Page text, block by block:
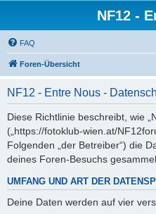
NF12 -
FAQ
Foren-Übersicht
NF12 - Entre Nous -
Diese Richtlinie beschreibt, wie
(„https://fotoklub-wien.at/
Folgenden „der Betreiber“) die
deines Foren-Besuchs
UMFANG UND ART DER
Deine Daten werden auf vier